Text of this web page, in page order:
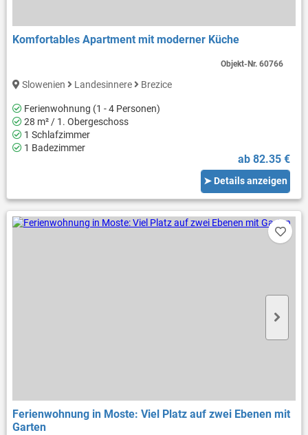
Komfortables Apartment mit moderner Küche
Slowenien Landesinnere Brezice
Ferienwohnung (1 - 4 Personen)
28 m² / 1. Obergeschoss
1 Schlafzimmer
1 Badezimmer
ab 82.35 €
➤ Details anzeigen
Objekt-Nr.60766
Ferienwohnung in Moste: Viel Platz auf zwei Ebenen mit
Garten